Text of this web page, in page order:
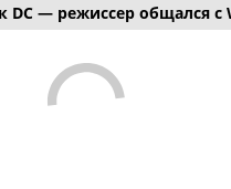
DC — режиссер общался с